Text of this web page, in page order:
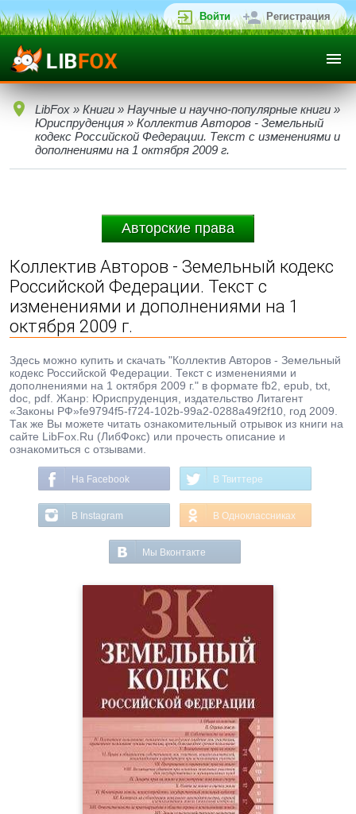
Войти Регистрация
LibFox » Книги » Научные и научно-популярные книги »
Юриспруденция » Коллектив Авторов - Земельный
кодекс Российской Федерации. Текст с изменениями и
дополнениями на 1 октября 2009 г.
Авторские права
Коллектив Авторов - Земельный кодекс
Российской Федерации. Текст с
изменениями и дополнениями на 1
октября 2009 г.
Здесь можно купить и скачать "Коллектив Авторов - Земельный
кодекс Российской Федерации. Текст с изменениями и
дополнениями на 1 октября 2009 г." в формате fb2, epub, txt,
doc, pdf. Жанр: Юриспруденция, издательство Литагент
«Законы РФ»fe9794f5-f724-102b-99a2-0288a49f2f10, год 2009.
Так же Вы можете читать ознакомительный отрывок из книги на
сайте LibFox.Ru (ЛибФокс) или прочесть описание и
ознакомиться с отзывами.
На Facebook В Твиттере
В Instagram В Одноклассниках
Мы Вконтакте